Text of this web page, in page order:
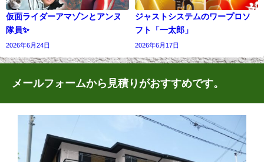
仮面ライダーアマゾンとアンヌ
隊員✨
2026年6月24日
ジャストシステムのワープロソ
フト「一太郎」
2026年6月17日
メールフォームから見積りがおすすめです。